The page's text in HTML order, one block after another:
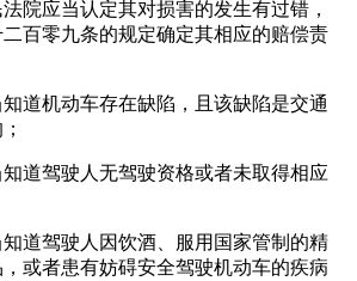
院应当认定其对损害的发生有过错，
百零九条的规定确定其相应的赔偿责
知道机动车存在缺陷，且该缺陷是交通
知道驾驶人无驾驶资格或者未取得相应
知道驾驶人因饮酒、服用国家管制的精
或者患有妨碍安全驾驶机动车的疾病